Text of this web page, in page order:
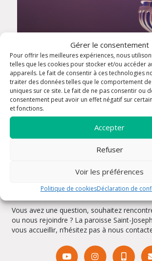
Gérer le consentement
Pour offrir les meilleures expériences, nous
telles que les cookies pour stocker et/ou accéder
appareils. Le fait de consentir à ces technologies
traiter des données telles que le comportement
uniques sur ce site. Le fait de ne pas consentir ou
consentement peut avoir un effet négatif sur
et fonctions.
Accepter
Refuser
Voir les préférences
Politique de cookiesDéclaration de
Annonce messe Dominicale
Rencontrons-
Vous avez une question, souhaitez
ou nous rejoindre ? La paroisse Saint-
vous accueillir, n’hésitez pas à nous